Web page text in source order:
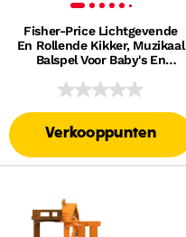
Fisher-Price Lichtgevende
En Rollende Kikker, Muzikaal
Balspel Voor Baby's En
Verkooppunten